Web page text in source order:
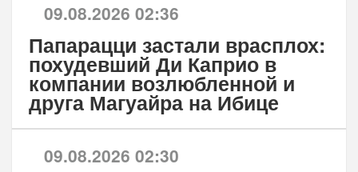
09.08.2026 02:36
Папарацци застали врасплох:
похудевший Ди Каприо в
компании возлюбленной и
друга Магуайра на Ибице
09.08.2026 02:30